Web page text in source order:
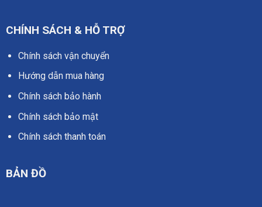
CHÍNH SÁCH & HỖ TRỢ
Chính sách vận chuyển
Hướng dẫn mua hàng
Chính sách bảo hành
Chính sách bảo mật
Chính sách thanh toán
BẢN ĐỒ